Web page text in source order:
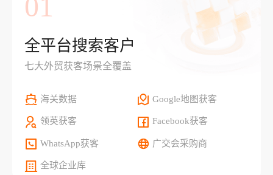
全平台搜索客户
七大外贸获客场景全覆盖
海关数据 Google地图获客
领英获客 Facebook获客
WhatsApp获客 广交会采购商
全球企业库